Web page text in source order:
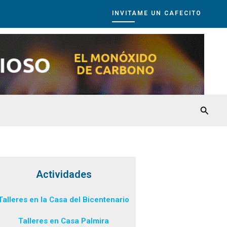
INVITAME UN CAFECITO
Actividades
en la Casa del Bicentenario
Talleres en Casa Palmira